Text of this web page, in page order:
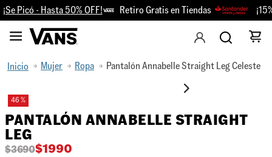
Picó - Hasta 50% OFF! Retiro Gratis en Tiendas
Mujer Ropa Pantalón Annabelle Straight Leg Celeste
46 %
PANTALÓN ANNABELLE STRAIGHT
LEG
$1990
$3690